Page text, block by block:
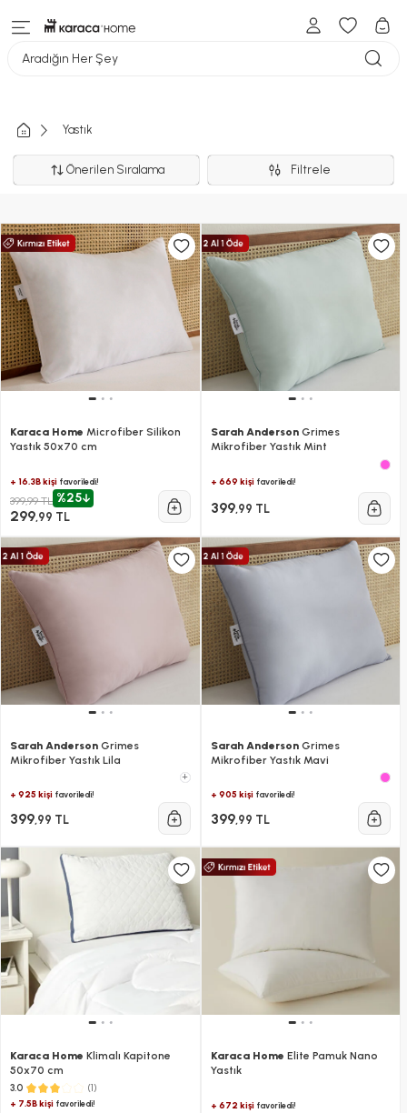
Aradığın Her Şey
Yastık
Önerilen Sıralama Filtrele
Karaca Home Microfiber Silikon
Yastık 50x70 cm
+ 16.3B kişi favoriledi!
399,99 TL %25
299,99 TL
Sarah AndersonGrimes
Mikrofiber Yastık Mint
+ 669 kişifavoriledi!
399,99 TL
Sarah Anderson Grimes
Mikrofiber Yastık Lila
+
+ 925 kişi favoriledi!
399,99 TL
Sarah AndersonGrimes
Mikrofiber Yastık Mavi
+ 905 kişifavoriledi!
399,99 TL
Karaca Home Klimalı Kapitone
50x70 cm
3.0 (1)
+ 7.5B kişi favoriledi!
Karaca Home Elite Pamuk Nano
Yastık
+ 672 kişifavoriledi!